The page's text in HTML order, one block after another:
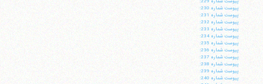
پيوست شماره 230:
پيوست شماره 231:
پيوست شماره 232:
پيوست شماره 233:
پيوست شماره 234:
پيوست شماره 235:
پيوست شماره 236:
پيوست شماره 237:
پيوست شماره 238:
پيوست شماره 239:
پيوست شماره 240: